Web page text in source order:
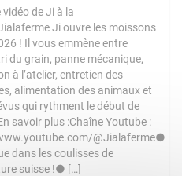
vidéo de Ji à la
Ji ouvre les moissons
! Il vous emmène entre
du grain, panne mécanique,
à l’atelier, entretien des
alimentation des animaux et
qui rythment le début de
savoir plus :Chaîne Youtube :
@Jialaferme●
dans les coulisses de
suisse !● […]